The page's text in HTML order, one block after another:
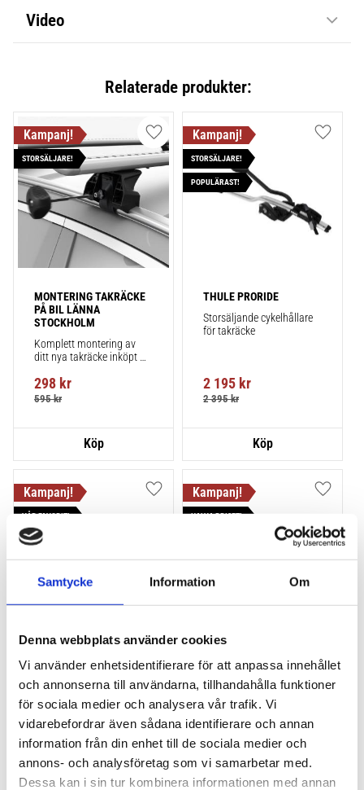
Samtycke Information Om
Denna webbplats använder cookies
Vi använder enhetsidentifierare för att anpassa innehållet
och annonserna till användarna, tillhandahålla funktioner
för sociala medier och analysera vår trafik. Vi
vidarebefordrar även sådana identifierare och annan
information från din enhet till de sociala medier och
annons- och analysföretag som vi samarbetar med.
Dessa kan i sin tur kombinera informationen med annan
Video
Relaterade produkter:
MONTERING TAKRÄCKE
PÅ BIL LÄNNA
STOCKHOLM
Komplett montering av
ditt nya takräcke inköpt
montering på din bil.
298 kr
595kr
STORSÄLJARE!
Lägg till i favoriter
THULE PRORIDE
Storsäljande cykelhållare
för takräcke
2 195 kr
2 395kr
STORSÄLJARE!
POPULÄRAST!
Lägg
takcykelhållare
2 395kr
2 595kr
VÅR FAVORIT!
Lägg till i favoriter
Horisontell kajakhållare
1 495kr
3 145kr
HALVA PRISET!
Lägg